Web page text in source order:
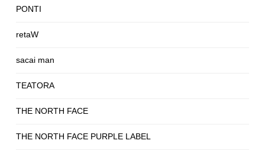
PONTI
retaW
sacai man
TEATORA
THE NORTH FACE
THE NORTH FACE PURPLE LABEL